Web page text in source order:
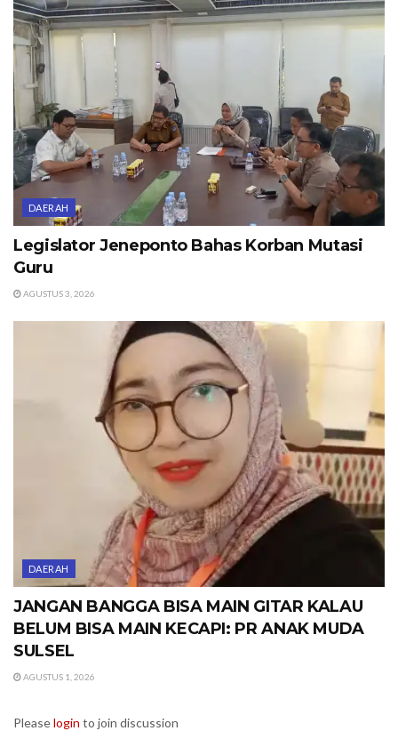
DAERAH
Legislator Jeneponto Bahas Korban Mutasi
Guru
AGUSTUS 3, 2026
DAERAH
JANGAN BANGGA BISA MAIN GITAR KALAU
BELUM BISA MAIN KECAPI: PR ANAK MUDA
SULSEL
AGUSTUS 1, 2026
Pleaselogin to join discussion